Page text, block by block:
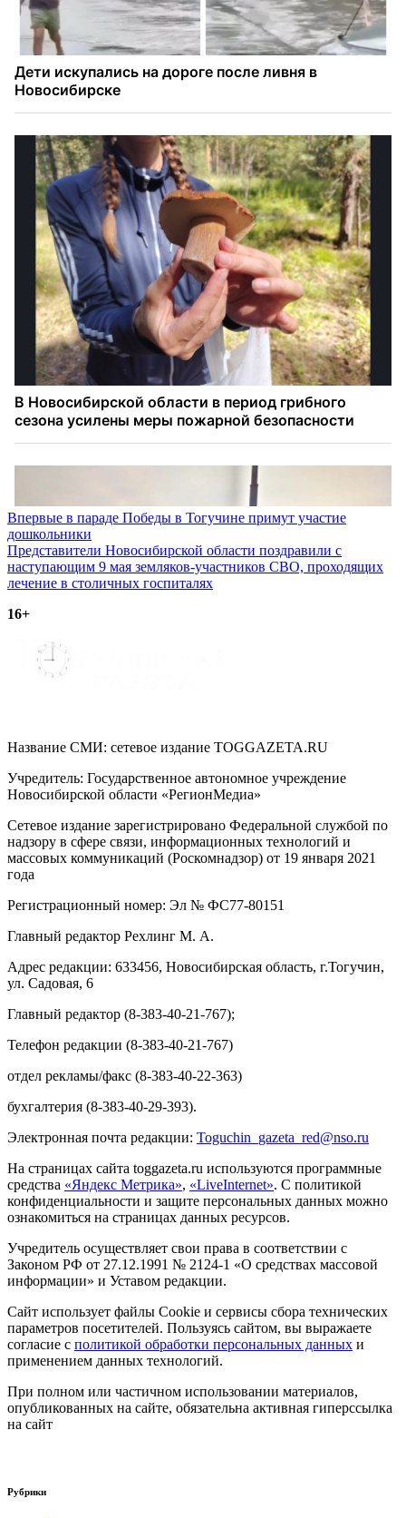
Навигация
по
записям
Впервые в параде Победы в Тогучине примут участие
дошкольники
Представители Новосибирской области поздравили с
наступающим 9 мая земляков-участников СВО, проходящих
лечение в столичных госпиталях
16+
Название СМИ: cетевое издание TOGGAZETA.RU
Учредитель: Государственное автономное учреждение
Новосибирской области «РегионМедиа»
Сетевое издание зарегистрировано Федеральной службой по
надзору в сфере связи, информационных технологий и
массовых коммуникаций (Роскомнадзор) от 19 января 2021
года
Регистрационный номер: Эл № ФС77-80151
Главный редактор Рехлинг М. А.
Адрес редакции: 633456, Новосибирская область, г.Тогучин,
ул. Садовая, 6
Главный редактор (8-383-40-21-767);
Телефон редакции (8-383-40-21-767)
отдел рекламы/факс (8-383-40-22-363)
бухгалтерия (8-383-40-29-393).
Электронная почта редакции: Toguchin gazeta red@nso.ru
На страницах сайта toggazeta.ru используются программные
средства «Яндекс Метрика», «LiveInternet». С политикой
конфиденциальности и защите персональных данных можно
ознакомиться на страницах данных ресурсов.
Учредитель осуществляет свои права в соответствии с
Законом РФ от 27.12.1991 № 2124-1 «О средствах массовой
информации» и Уставом редакции.
Сайт использует файлы Cookie и сервисы сбора технических
параметров посетителей. Пользуясь сайтом, вы выражаете
согласие с политикой обработки персональных данных и
применением данных технологий.
При полном или частичном использовании материалов,
опубликованных на сайте, обязательна активная гиперссылка
на сайт
Рубрики